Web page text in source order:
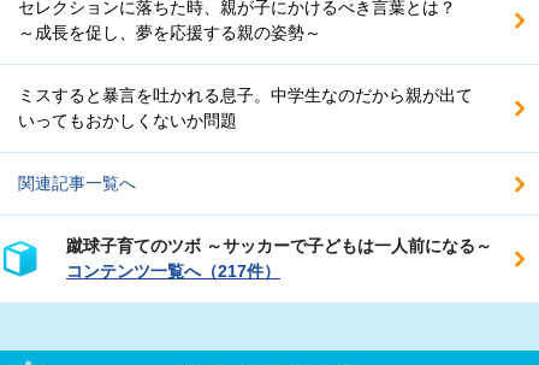
セレクションに落ちた時、親が子にかけるべき言葉とは？
～成長を促し、夢を応援する親の姿勢～
ミスすると暴言を吐かれる息子。中学生なのだから親が出て
いってもおかしくないか問題
関連記事一覧へ
蹴球子育てのツボ ～サッカーで子どもは一人前になる～
コンテンツ一覧へ（217件）